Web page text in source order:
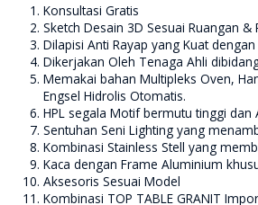
Konsultasi Gratis
Sketch Desain 3D Sesuai Ruangan &
Dilapisi Anti Rayap yang Kuat
Dikerjakan Oleh Tenaga Ahli
Memakai bahan Multipleks Oven,
Engsel Hidrolis Otomatis.
HPL segala Motif bermutu tinggi dan
Sentuhan Seni Lighting yang
Kombinasi Stainless Stell yang
Kaca dengan Frame Aluminium
Aksesoris Sesuai Model
Kombinasi TOP TABLE GRANIT